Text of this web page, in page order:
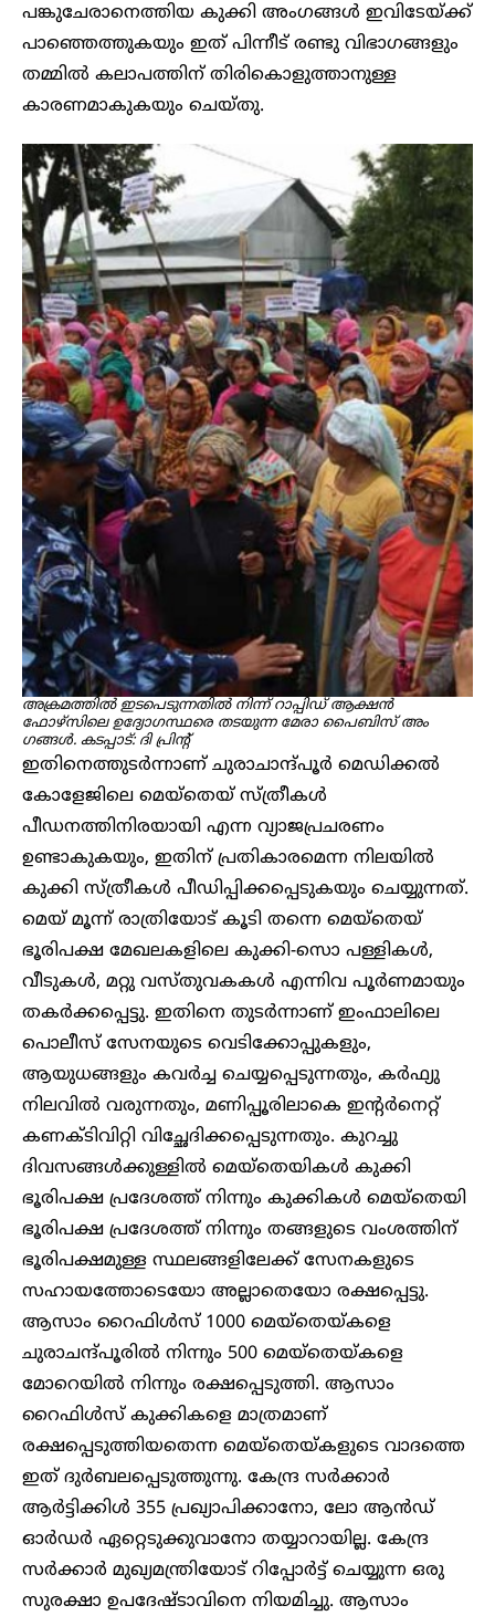
പങ്കുചേരാനെത്തിയ കുക്കി അംഗങ്ങൾ ഇവിടേയ്ക്ക്
പാഞ്ഞെത്തുകയും ഇത് പിന്നീട് രണ്ടു വിഭാഗങ്ങളും
തമ്മിൽ കലാപത്തിന് തിരികൊളുത്താനുള്ള
കാരണമാകുകയും ചെയ്തു.
അക്രമത്തിൽ ഇടപെടുന്നതിൽ നിന്ന് റാപ്പിഡ് ആക്ഷൻ
ഫോഴ്സിലെ ഉദ്യോഗസ്ഥരെ തടയുന്ന മേരാ പൈബിസ് അം​
ഗങ്ങൾ. കടപ്പാട്: ദി പ്രിന്റ്
ഇതിനെത്തുടർന്നാണ് ചുരാചാന്ദ്പൂർ മെഡിക്കൽ
കോളേജിലെ മെയ്തെയ് സ്ത്രീകൾ
പീഡനത്തിനിരയായി എന്ന വ്യാജപ്രചരണം
ഉണ്ടാകുകയും, ഇതിന് പ്രതികാരമെന്ന നിലയിൽ
കുക്കി സ്ത്രീകൾ പീഡിപ്പിക്കപ്പെടുകയും ചെയ്യുന്നത്.
മെയ് മൂന്ന് രാത്രിയോട് കൂടി തന്നെ മെയ്തെയ്
ഭൂരിപക്ഷ മേഖലകളിലെ കുക്കി-സൊ പള്ളികൾ,
വീടുകൾ, മറ്റു വസ്തുവകകൾ എന്നിവ പൂർണമായും
തകർക്കപ്പെട്ടു. ഇതിനെ തുടർന്നാണ് ഇംഫാലിലെ
പൊലീസ് സേനയുടെ വെടിക്കോപ്പുകളും,
ആയുധങ്ങളും കവർച്ച ചെയ്യപ്പെടുന്നതും, കർഫ്യു
നിലവിൽ വരുന്നതും, മണിപ്പൂരിലാകെ ഇന്റർനെറ്റ്
കണക്ടിവിറ്റി വിച്ഛേദിക്കപ്പെടുന്നതും. കുറച്ചു
ദിവസങ്ങൾക്കുള്ളിൽ മെയ്തെയികൾ കുക്കി
ഭൂരിപക്ഷ പ്രദേശത്ത് നിന്നും കുക്കികൾ മെയ്തെയി
ഭൂരിപക്ഷ പ്രദേശത്ത് നിന്നും തങ്ങളുടെ വംശത്തിന്
ഭൂരിപക്ഷമുള്ള സ്ഥലങ്ങളിലേക്ക് സേനകളുടെ
സഹായത്തോടെയോ അല്ലാതെയോ രക്ഷപ്പെട്ടു.
ആസാം റൈഫിൾസ് 1000 മെയ്തെയ്കളെ
ചുരാചന്ദ്പൂരിൽ നിന്നും 500 മെയ്തെയ്കളെ
മോറെയിൽ നിന്നും രക്ഷപ്പെടുത്തി. ആസാം
റൈഫിൾസ് കുക്കികളെ മാത്രമാണ്
രക്ഷപ്പെടുത്തിയതെന്ന മെയ്തെയ്കളുടെ വാദത്തെ
ഇത് ദുർബലപ്പെടുത്തുന്നു. കേന്ദ്ര സർക്കാർ
ആർട്ടിക്കിൾ 355 പ്രഖ്യാപിക്കാനോ, ലോ ആൻഡ്
ഓർഡർ ഏറ്റെടുക്കുവാനോ തയ്യാറായില്ല. കേന്ദ്ര
സർക്കാർ മുഖ്യമന്ത്രിയോട് റിപ്പോർട്ട് ചെയ്യുന്ന ഒരു
സുരക്ഷാ ഉപദേഷ്ടാവിനെ നിയമിച്ചു. ആസാം